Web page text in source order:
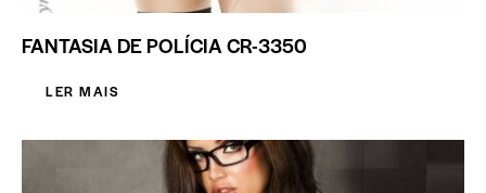
FANTASIA DE POLÍCIA CR-3350
LER MAIS